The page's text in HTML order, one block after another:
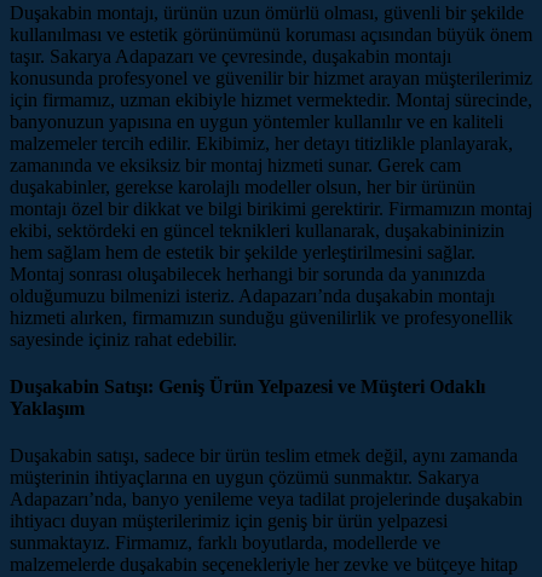
Duşakabin montajı, ürünün uzun ömürlü olması, güvenli bir şekilde
kullanılması ve estetik görünümünü koruması açısından büyük önem
taşır. Sakarya Adapazarı ve çevresinde, duşakabin montajı
konusunda profesyonel ve güvenilir bir hizmet arayan müşterilerimiz
için firmamız, uzman ekibiyle hizmet vermektedir. Montaj sürecinde,
banyonuzun yapısına en uygun yöntemler kullanılır ve en kaliteli
malzemeler tercih edilir. Ekibimiz, her detayı titizlikle planlayarak,
zamanında ve eksiksiz bir montaj hizmeti sunar. Gerek cam
duşakabinler, gerekse karolajlı modeller olsun, her bir ürünün
montajı özel bir dikkat ve bilgi birikimi gerektirir. Firmamızın montaj
ekibi, sektördeki en güncel teknikleri kullanarak, duşakabininizin
hem sağlam hem de estetik bir şekilde yerleştirilmesini sağlar.
Montaj sonrası oluşabilecek herhangi bir sorunda da yanınızda
olduğumuzu bilmenizi isteriz. Adapazarı’nda duşakabin montajı
hizmeti alırken, firmamızın sunduğu güvenilirlik ve profesyonellik
sayesinde içiniz rahat edebilir.
Duşakabin Satışı: Geniş Ürün Yelpazesi ve Müşteri Odaklı
Yaklaşım
Duşakabin satışı, sadece bir ürün teslim etmek değil, aynı zamanda
müşterinin ihtiyaçlarına en uygun çözümü sunmaktır. Sakarya
Adapazarı’nda, banyo yenileme veya tadilat projelerinde duşakabin
ihtiyacı duyan müşterilerimiz için geniş bir ürün yelpazesi
sunmaktayız. Firmamız, farklı boyutlarda, modellerde ve
malzemelerde duşakabin seçenekleriyle her zevke ve bütçeye hitap